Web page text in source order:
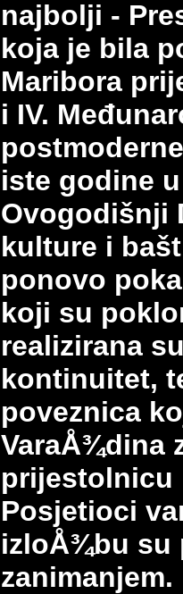
najbolji -
koja je bila
Maribora
i IV.
iste godine
Ovogodišnji
kulture i
ponovo
koji su
realizirana
kontinuitet,
poveznica
VaraÅ¾dina
prijestolnicu
Posjetioci
izloÅ¾bu su
zanimanjem.